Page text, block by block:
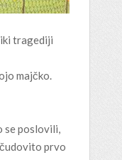
tragediji
majčko.
se poslovili,
prvo